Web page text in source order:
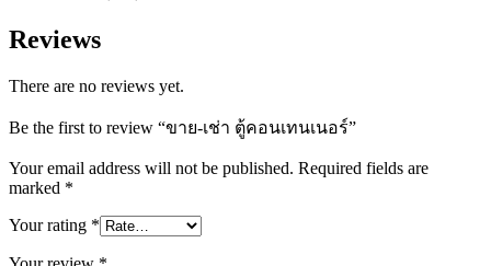
Reviews
There are no reviews yet.
Be the first to review “ขาย-เช่า ตู้คอนเทนเนอร์”
Your email address will not be published. Required fields are
marked *
Your rating *